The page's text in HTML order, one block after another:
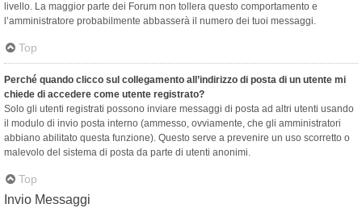
livello. La maggior parte dei Forum non tollera questo comportamento e
l’amministratore probabilmente abbasserà il numero dei tuoi messaggi.
Top
Perché quando clicco sul collegamento all’indirizzo di posta di un utente mi
chiede di accedere come utente registrato?
Solo gli utenti registrati possono inviare messaggi di posta ad altri utenti usando
il modulo di invio posta interno (ammesso, ovviamente, che gli amministratori
abbiano abilitato questa funzione). Questo serve a prevenire un uso scorretto o
malevolo del sistema di posta da parte di utenti anonimi.
Top
Invio Messaggi